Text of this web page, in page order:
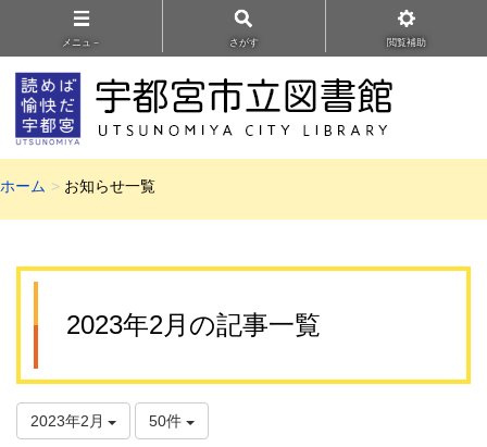
メニュ－ さがす 閲覧補助
ホーム お知らせ一覧
2023年2月の記事一覧
2023年2月 50件